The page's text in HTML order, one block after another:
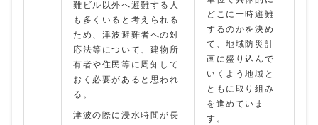
難ビル以外へ避難する人
も多くいると考えられる
ため、津波避難者への対
応法等について、建物所
有者や住民等に周知して
おく必要があると思われ
る。
津波の際に浸水時間が長
どこに一時避難
するのかを決め
て、地域防災計
画に盛り込んで
いくよう地域と
ともに取り組み
を進めていま
す。